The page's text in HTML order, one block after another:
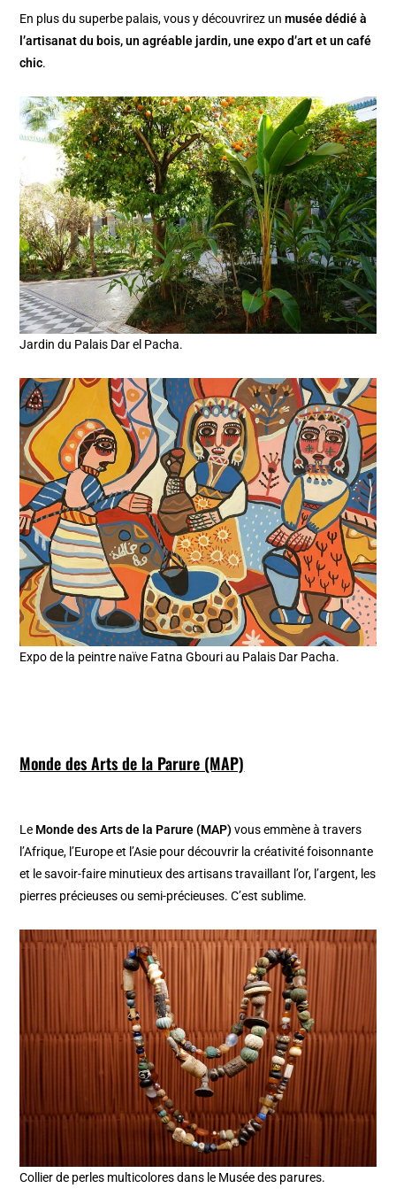
En plus du superbe palais, vous y découvrirez unmusée dédié à
l’artisanat du bois, un agréable jardin, une expo d’art et un café
chic.
Jardin du Palais Dar el Pacha.
Expo de la peintre naïve Fatna Gbouri au Palais Dar Pacha.
Monde des Arts de la Parure (MAP)
Le Monde des Arts de la Parure (MAP) vous emmène à travers
l’Afrique, l’Europe et l’Asie pour découvrir la créativité foisonnante
et le savoir-faire minutieux des artisans travaillant l’or, l’argent, les
pierres précieuses ou semi-précieuses. C’est sublime.
Collier de perles multicolores dans le Musée des parures.